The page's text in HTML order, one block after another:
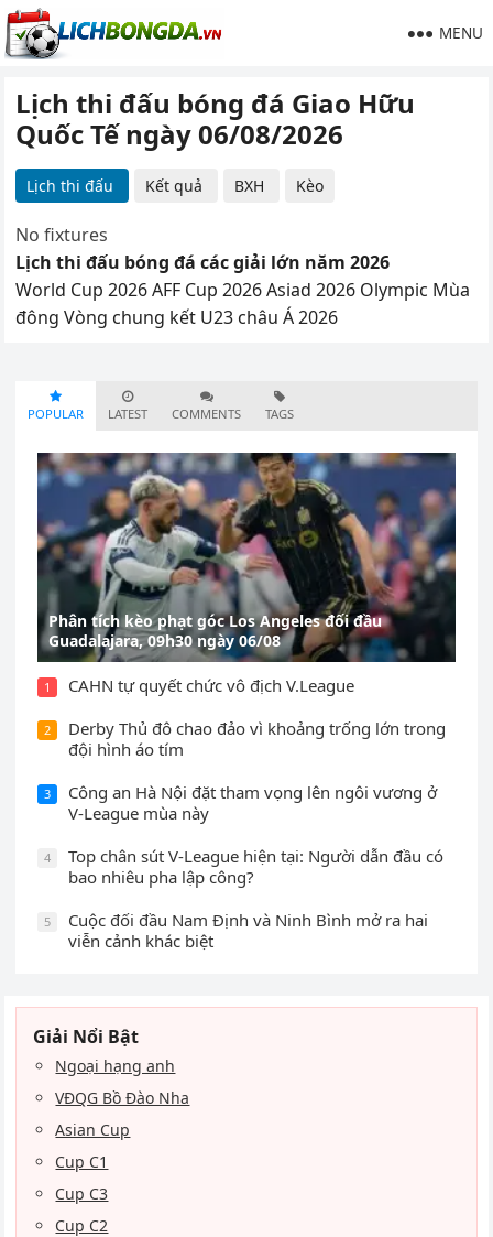
MENU
Lịch thi đấu bóng đá Giao Hữu
Quốc Tế ngày 06/08/2026
Lịch thi đấu Kết quả BXH Kèo
No fixtures
Lịch thi đấu bóng đá các giải lớn năm 2026
World Cup 2026 AFF Cup 2026 Asiad 2026 Olympic Mùa
đông Vòng chung kết U23 châu Á 2026
POPULAR LATEST COMMENTS TAGS
Phân tích kèo phạt góc Los Angeles đối đầu
Guadalajara, 09h30 ngày 06/08
1 CAHN tự quyết chức vô địch V.League
2
Derby Thủ đô chao đảo vì khoảng trống lớn trong
đội hình áo tím
3
Công an Hà Nội đặt tham vọng lên ngôi vương ở
V-League mùa này
4
Top chân sút V-League hiện tại: Người dẫn đầu có
bao nhiêu pha lập công?
5
Cuộc đối đầu Nam Định và Ninh Bình mở ra hai
viễn cảnh khác biệt
Giải Nổi Bật
Ngoại hạng anh
VĐQG Bồ Đào Nha
Asian Cup
Cup C1
Cup C3
Cup C2